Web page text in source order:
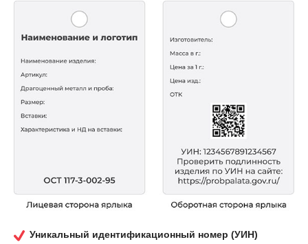
Уникальный идентификационный номер (УИН)